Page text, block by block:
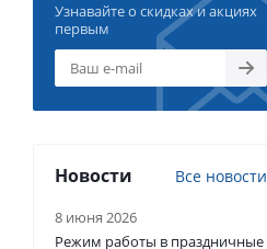
Узнавайте о скидках и акциях
первым
Новости Все новости
8 июня 2026
Режим работы в праздничные